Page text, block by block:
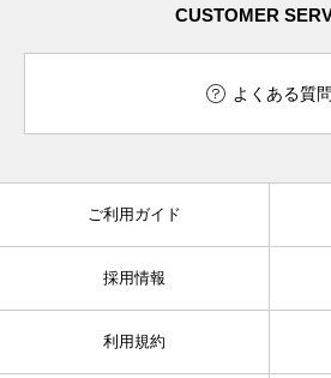
CUSTOMER
よくある質問
ご利用ガイド
採用情報
利用規約